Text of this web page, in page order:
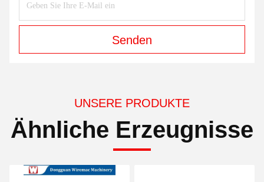
Senden
UNSERE PRODUKTE
Ähnliche Erzeugnisse